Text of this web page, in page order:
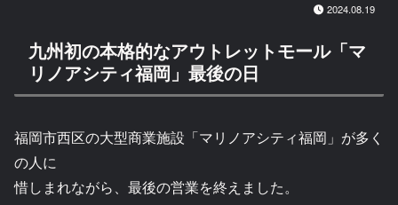
2024.08.19
九州初の本格的なアウトレットモール「マ
リノアシティ福岡」最後の日
福岡市西区の大型商業施設「マリノアシティ福岡」が多く
の人に
惜しまれながら、最後の営業を終えました。